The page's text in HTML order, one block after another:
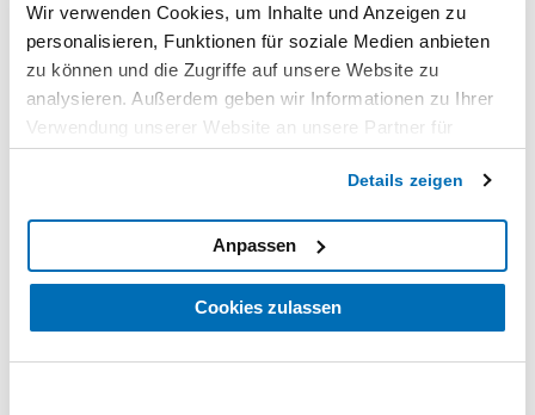
Wir verwenden Cookies, um Inhalte und Anzeigen zu
personalisieren, Funktionen für soziale Medien anbieten
zu können und die Zugriffe auf unsere Website zu
analysieren. Außerdem geben wir Informationen zu Ihrer
Verwendung unserer Website an unsere Partner für
soziale Medien, Werbung und Analysen weiter. Unsere
Partner führen diese Informationen möglicherweise mit
haben oder die sie im Rahmen Ihrer Nutzung der Dienste
gesammelt haben. Sie geben Einwilligung zu unseren
Cookies, wenn Sie unsere Webseite weiterhin nutzen.
Details zeigen
Cookies zulassen
Anpassen